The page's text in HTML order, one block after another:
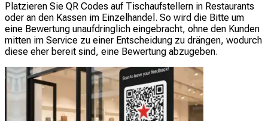
Platzieren Sie QR Codes auf Tischaufstellern in Restaurants
oder an den Kassen im Einzelhandel. So wird die Bitte um
eine Bewertung unaufdringlich eingebracht, ohne den Kunden
mitten im Service zu einer Entscheidung zu drängen, wodurch
diese eher bereit sind, eine Bewertung abzugeben.